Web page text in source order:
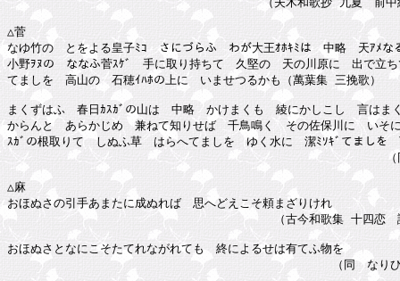
△菅
なゆ竹の　とをよる皇子ﾐｺ　さにづらふ　わが大王ｵﾎｷﾐは　中略　天ｱﾒな
小野ｦﾇの　ななふ菅ｽｹﾞ　手に取り持ちて　久堅の　天の川原に　出で立
てましを　高山の　石穂ｲﾊﾎの上に　いませつるかも（萬葉集 三挽歌）
まくずはふ　春日ｶｽｶﾞの山は　中略　かけまくも　綾にかしこし　言はま
からんと　あらかじめ　兼ねて知りせば　千鳥鳴く　その佐保川に　いそ
ｽｶﾞの根取りて　しぬふ草　はらへてましを　ゆく水に　潔ﾐｿｷﾞてましを
（同 六雑歌
△麻
おほぬさの引手あまたに成ぬれば　思へどえこそ頼まざりけれ
（古今和歌集 十四恋　読人し
おほぬさとなにこそたてれながれても　終によるせは有てふ物を
（同　なりひらの朝